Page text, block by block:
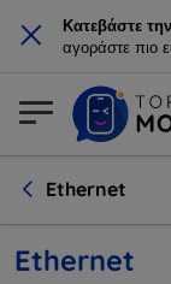
× Κατεβάστε
αγοράστε πιο
Ethernet
Ethernet